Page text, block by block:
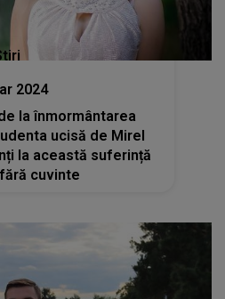
2024
la înmormântarea
ucisă de Mirel
la această suferință
cuvinte